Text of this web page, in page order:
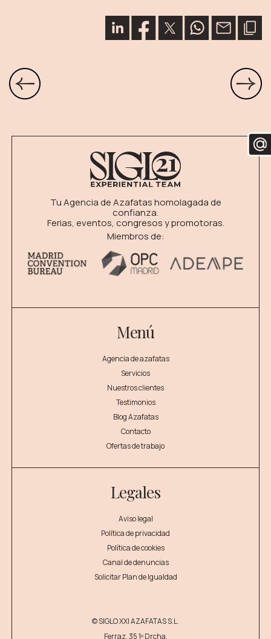
Tu Agencia de Azafatas homolagada de
confianza.
Ferias, eventos, congresos y promotoras.
Miembros de:
Menú
Agencia de azafatas
Servicios
Nuestros clientes
Testimonios
Blog Azafatas
Contacto
Ofertas de trabajo
Legales
Aviso legal
Política de privacidad
Política de cookies
Canal de denuncias
Solicitar Plan de Igualdad
© SIGLO XXI AZAFATAS S.L.
Ferraz, 35 1º Drcha,